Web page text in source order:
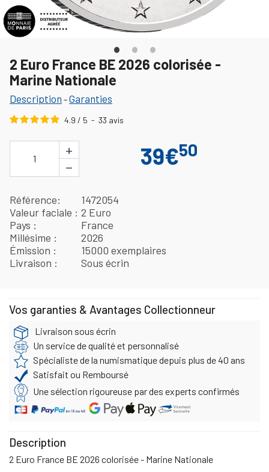
2 Euro France BE 2026 colorisée -
Marine Nationale
Description -Garanties
4.9 / 5 - 33 avis
1
+
−
39€50
Référence
1472054
Valeur faciale
2 Euro
Pays
France
Millésime
2026
Émission
15000 exemplaires
Livraison
Sous écrin
Vos garanties & Avantages Collectionneur
Livraison sous écrin
Un service de qualité et personnalisé
Spécialiste de la numismatique depuis plus de 40 ans
Satisfait ou Remboursé
Une sélection rigoureuse par des experts confirmés
Description
2 Euro France BE 2026 colorisée - Marine Nationale